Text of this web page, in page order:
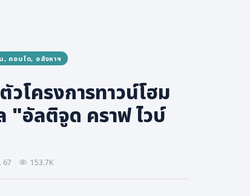
, คอนโด, อสังหาฯ
โครงการทาวน์โฮม
"อัลติจูด คราฟ ไวบ์
67 153.7K